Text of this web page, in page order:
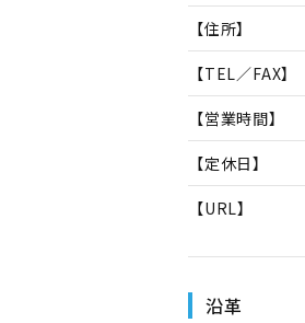
【住所】
【TEL／FAX】
【営業時間】
【定休日】
【URL】
沿革